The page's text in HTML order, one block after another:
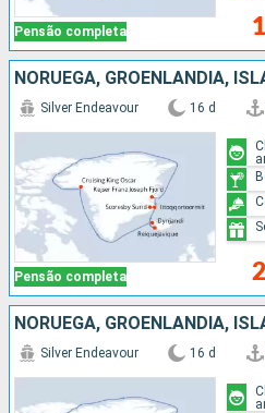
Pensão completa
NORUEGA, GROENLANDIA,
Pensão completa
Silver Endeavour 16 d
NORUEGA, GROENLANDIA,
Silver Endeavour 16 d